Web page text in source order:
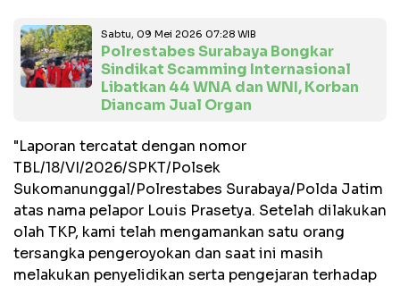
Sabtu, 09 Mei 2026 07:28 WIB
Polrestabes Surabaya Bongkar
Sindikat Scamming Internasional
Libatkan 44 WNA dan WNI, Korban
Diancam Jual Organ
"Laporan tercatat dengan nomor
TBL/18/VI/2026/SPKT/Polsek
Sukomanunggal/Polrestabes Surabaya/Polda Jatim
atas nama pelapor Louis Prasetya. Setelah dilakukan
olah TKP, kami telah mengamankan satu orang
tersangka pengeroyokan dan saat ini masih
melakukan penyelidikan serta pengejaran terhadap